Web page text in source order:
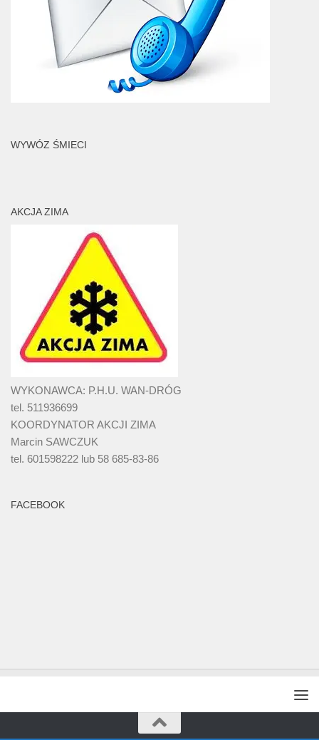
WYWÓZ ŚMIECI
AKCJA ZIMA
WYKONAWCA: P.H.U. WAN-DRÓG
tel. 511936699
KOORDYNATOR AKCJI ZIMA
Marcin SAWCZUK
tel. 601598222 lub 58 685-83-86
FACEBOOK